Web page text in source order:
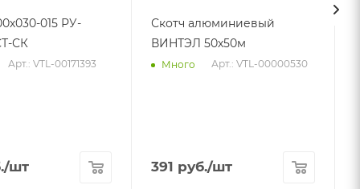
015 РУ-
СК
Арт.: VTL-00171393
/шт
Скотч алюминиевый
ВИНТЭЛ 50х50м
Много Арт.: VTL-00000530
391 руб./шт